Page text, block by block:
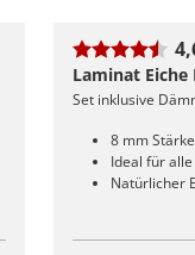
Laminat Eiche
Set inklusive
8 mm
Ideal für
Natürlicher